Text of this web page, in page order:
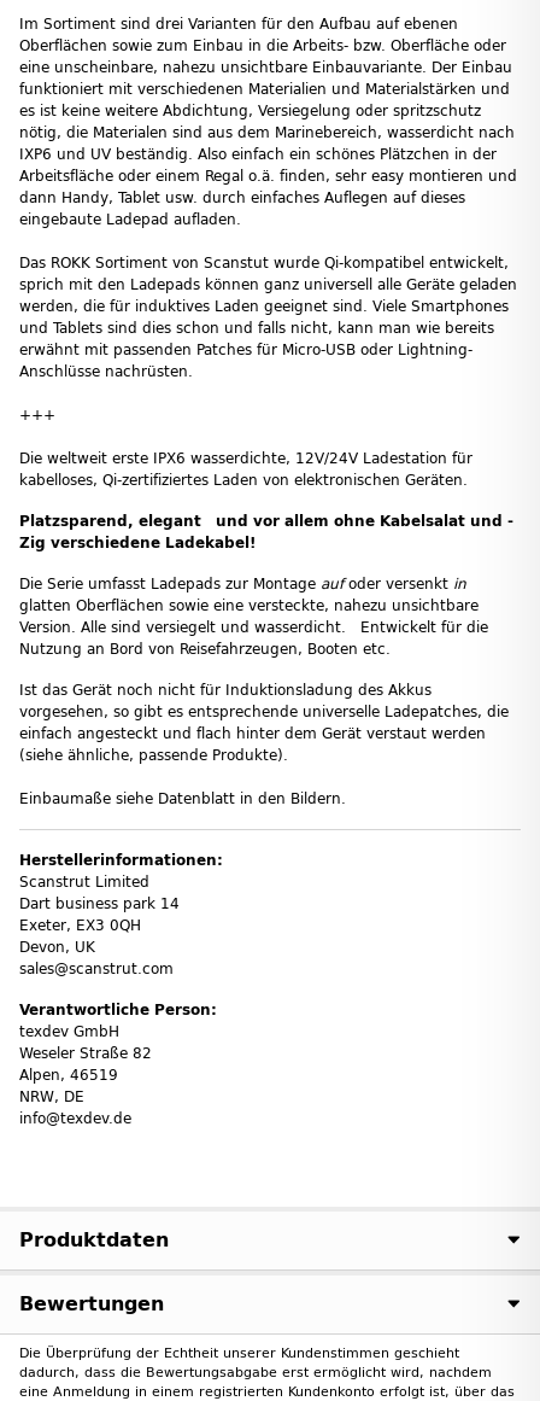
Im Sortiment sind drei Varianten für den Aufbau auf ebenen
Oberflächen sowie zum Einbau in die Arbeits- bzw. Oberfläche oder
eine unscheinbare, nahezu unsichtbare Einbauvariante. Der Einbau
funktioniert mit verschiedenen Materialien und Materialstärken und
es ist keine weitere Abdichtung, Versiegelung oder spritzschutz
nötig, die Materialen sind aus dem Marinebereich, wasserdicht nach
IXP6 und UV beständig. Also einfach ein schönes Plätzchen in der
Arbeitsfläche oder einem Regal o.ä. finden, sehr easy montieren und
dann Handy, Tablet usw. durch einfaches Auflegen auf dieses
eingebaute Ladepad aufladen.
Das ROKK Sortiment von Scanstut wurde Qi-kompatibel entwickelt,
sprich mit den Ladepads können ganz universell alle Geräte geladen
werden, die für induktives Laden geeignet sind. Viele Smartphones
und Tablets sind dies schon und falls nicht, kann man wie bereits
erwähnt mit passenden Patches für Micro-USB oder Lightning-
Anschlüsse nachrüsten.
+++
Die weltweit erste IPX6 wasserdichte, 12V/24V Ladestation für
kabelloses, Qi-zertifiziertes Laden von elektronischen Geräten.
Platzsparend, elegant und vor allem ohne Kabelsalat und -
Zig verschiedene Ladekabel!
Die Serie umfasst Ladepads zur Montage aufoder versenkt in
glatten Oberflächen sowie eine versteckte, nahezu unsichtbare
Version. Alle sind versiegelt und wasserdicht. Entwickelt für die
Nutzung an Bord von Reisefahrzeugen, Booten etc.
Ist das Gerät noch nicht für Induktionsladung des Akkus
vorgesehen, so gibt es entsprechende universelle Ladepatches, die
einfach angesteckt und flach hinter dem Gerät verstaut werden
(siehe ähnliche, passende Produkte).
Einbaumaße siehe Datenblatt in den Bildern.
Herstellerinformationen:
Scanstrut Limited
Dart business park 14
Exeter, EX3 0QH
Devon, UK
sales@scanstrut.com
Verantwortliche Person:
texdev GmbH
Weseler Straße 82
Alpen, 46519
NRW, DE
info@texdev.de
Produktdaten
Bewertungen
Die Überprüfung der Echtheit unserer Kundenstimmen geschieht
dadurch, dass die Bewertungsabgabe erst ermöglicht wird, nachdem
eine Anmeldung in einem registrierten Kundenkonto erfolgt ist, über das